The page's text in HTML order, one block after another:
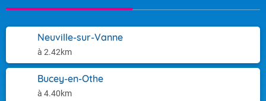
Neuville-sur-Vanne
à 2.42km
Bucey-en-Othe
à 4.40km